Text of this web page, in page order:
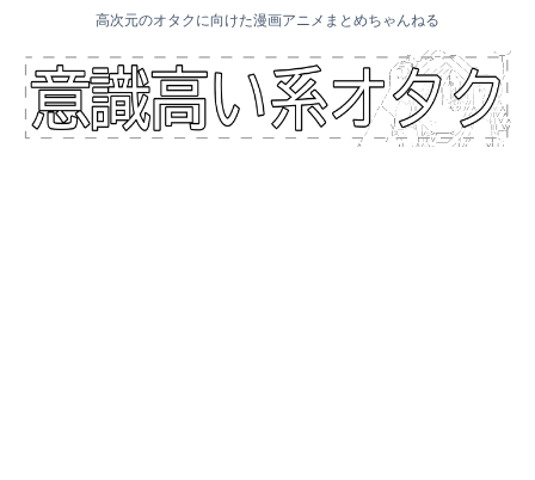
高次元のオタクに向けた漫画アニメまとめちゃんねる